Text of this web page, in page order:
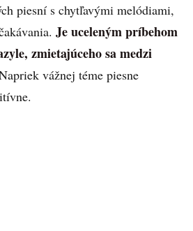
piesní s chytľavými melódiami,
Je uceleným príbehom
zmietajúceho sa medzi
vážnej téme piesne